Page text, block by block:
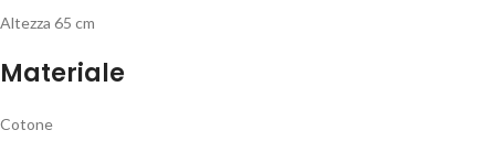
Altezza 65 cm
Materiale
Cotone